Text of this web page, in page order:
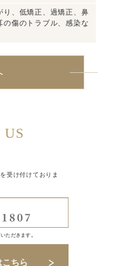
り、低矯正、過矯正、鼻
の傷のトラブル、感染な
US
受け付けておりま
ただきます。